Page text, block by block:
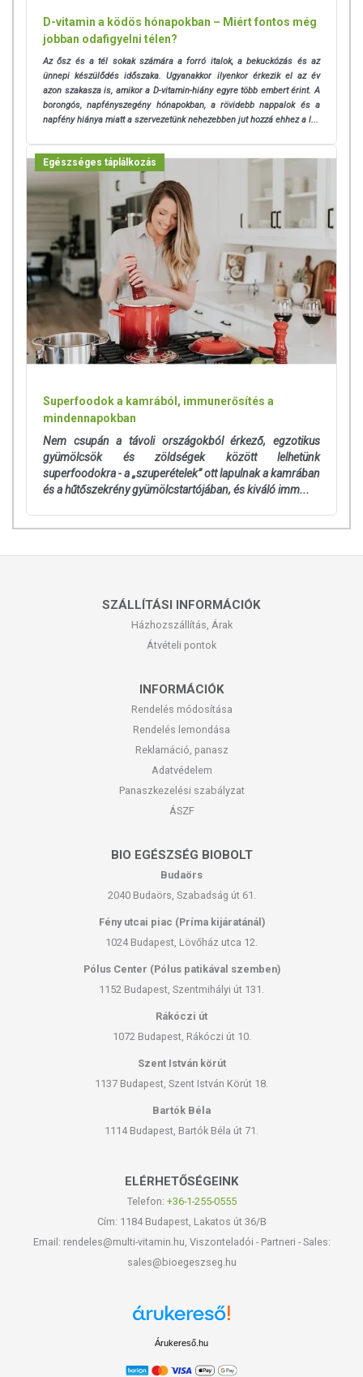
D-vitamin a ködös hónapokban – Miért fontos még
jobban odafigyelni télen?
Az ősz és a tél sokak számára a forró italok, a bekuckózás és az
ünnepi készülődés időszaka. Ugyanakkor ilyenkor érkezik el az év
azon szakasza is, amikor a D-vitamin-hiány egyre több embert érint. A
borongós, napfényszegény hónapokban, a rövidebb nappalok és a
napfény hiánya miatt a szervezetünk nehezebben jut hozzá ehhez a l...
Egészséges táplálkozás
Superfoodok a kamrából, immunerősítés a
mindennapokban
Nem csupán a távoli országokból érkező, egzotikus
gyümölcsök és zöldségek között lelhetünk
superfoodokra - a „szuperételek” ott lapulnak a kamrában
és a hűtőszekrény gyümölcstartójában, és kiváló imm...
SZÁLLÍTÁSI INFORMÁCIÓK
Házhozszállítás, Árak
Átvételi pontok
INFORMÁCIÓK
Rendelés módosítása
Rendelés lemondása
Reklamáció, panasz
Adatvédelem
Panaszkezelési szabályzat
ÁSZF
BIO EGÉSZSÉG BIOBOLT
Budaörs
2040 Budaörs, Szabadság út 61.
Fény utcai piac (Príma kijáratánál)
1024 Budapest, Lövőház utca 12.
Pólus Center (Pólus patikával szemben)
1152 Budapest, Szentmihályi út 131.
Rákóczi út
1072 Budapest, Rákóczi út 10.
Szent István körút
1137 Budapest, Szent István Körút 18.
Bartók Béla
1114 Budapest, Bartók Béla út 71.
ELÉRHETŐSÉGEINK
Telefon: +36-1-255-0555
Cím: 1184 Budapest, Lakatos út 36/B
Email: rendeles@multi-vitamin.hu, Viszonteladói - Partneri - Sales:
sales@bioegeszseg.hu
Árukereső.hu